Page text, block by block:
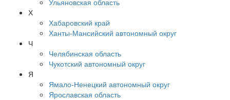
Ульяновская область
Х
Хабаровский край
Ханты-Мансийский автономный округ
Ч
Челябинская область
Чукотский автономный округ
Я
Ямало-Ненецкий автономный округ
Ярославская область